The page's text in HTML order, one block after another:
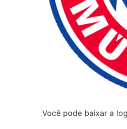
Você pode baixar a